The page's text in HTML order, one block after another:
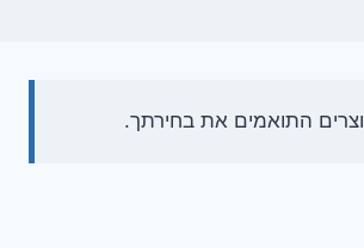
התואמים את בחירתך.